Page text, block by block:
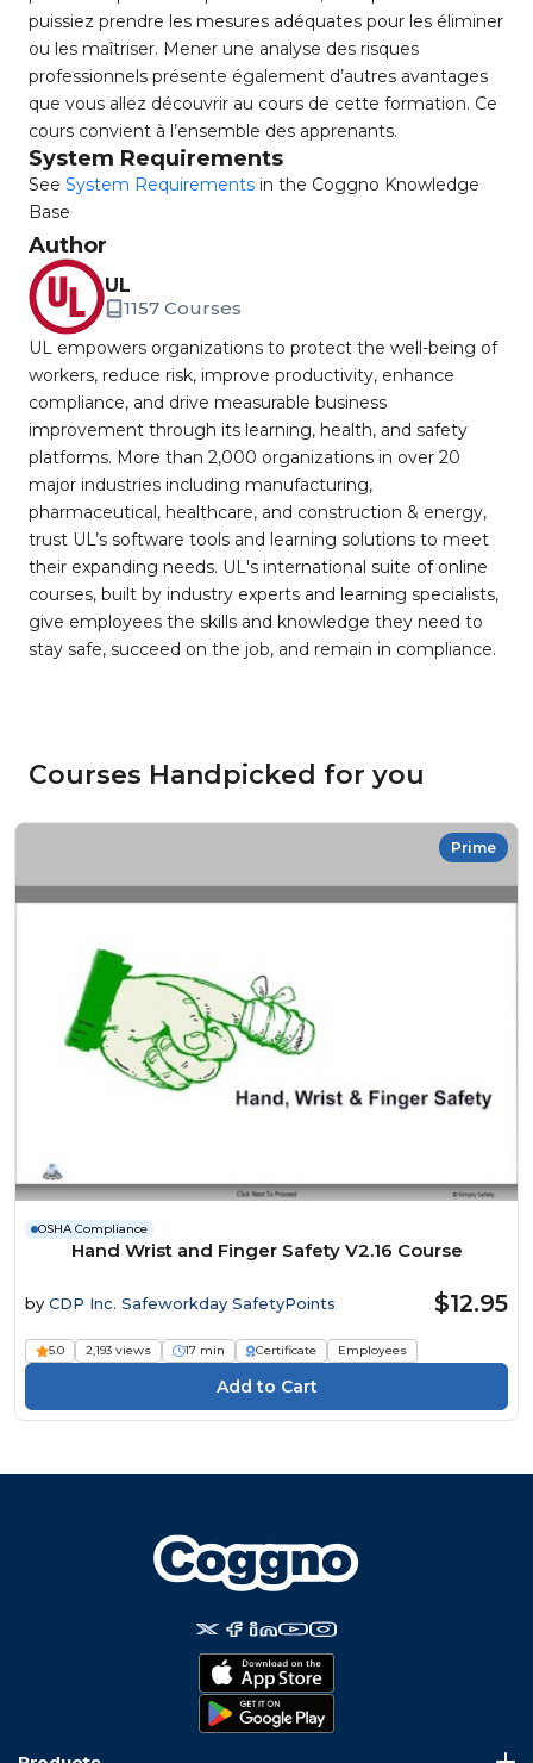
puissiez prendre les mesures adéquates pour les éliminer
ou les maîtriser. Mener une analyse des risques
professionnels présente également d’autres avantages
que vous allez découvrir au cours de cette formation. Ce
cours convient à l’ensemble des apprenants.
System Requirements
See System Requirements in the Coggno Knowledge
Base
Author
UL
1157 Courses
UL empowers organizations to protect the well-being of
workers, reduce risk, improve productivity, enhance
compliance, and drive measurable business
improvement through its learning, health, and safety
platforms. More than 2,000 organizations in over 20
major industries including manufacturing,
pharmaceutical, healthcare, and construction & energy,
trust UL’s software tools and learning solutions to meet
their expanding needs. UL's international suite of online
courses, built by industry experts and learning specialists,
give employees the skills and knowledge they need to
stay safe, succeed on the job, and remain in compliance.
Courses Handpicked for you
Prime
OSHA Compliance
Hand Wrist and Finger Safety V2.16 Course
by CDP Inc. Safeworkday SafetyPoints $12.95
5.0 2,193 views 17 min Certificate Employees